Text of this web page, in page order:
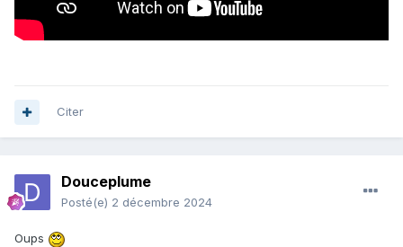
Citer
Douceplume
Posté(e) 2 décembre 2024
Oups